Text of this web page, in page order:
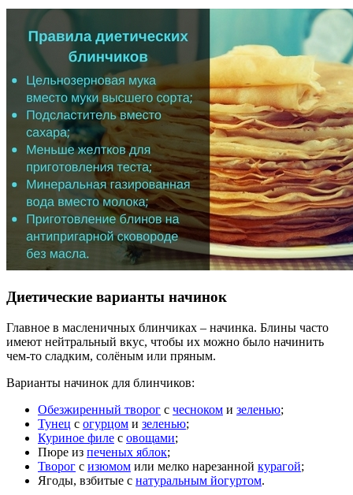
Диетические варианты начинок
Главное в масленичных блинчиках – начинка. Блины часто
имеют нейтральный вкус, чтобы их можно было начинить
чем-то сладким, солёным или пряным.
Варианты начинок для блинчиков:
Обезжиренный творог с чесноком и зеленью;
Тунец с огурцом и зеленью;
Куриное филе с овощами;
Пюре из печеных яблок;
Творог с изюмом или мелко нарезанной курагой;
Ягоды, взбитые с натуральным йогуртом.